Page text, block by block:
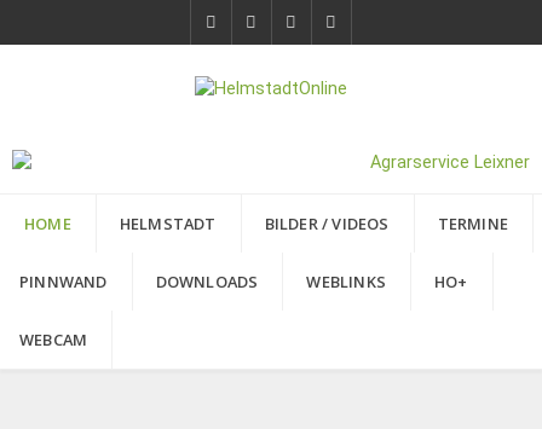
HOME HELMSTADT BILDER / VIDEOS TERMINE
PINNWAND DOWNLOADS WEBLINKS HO+
WEBCAM